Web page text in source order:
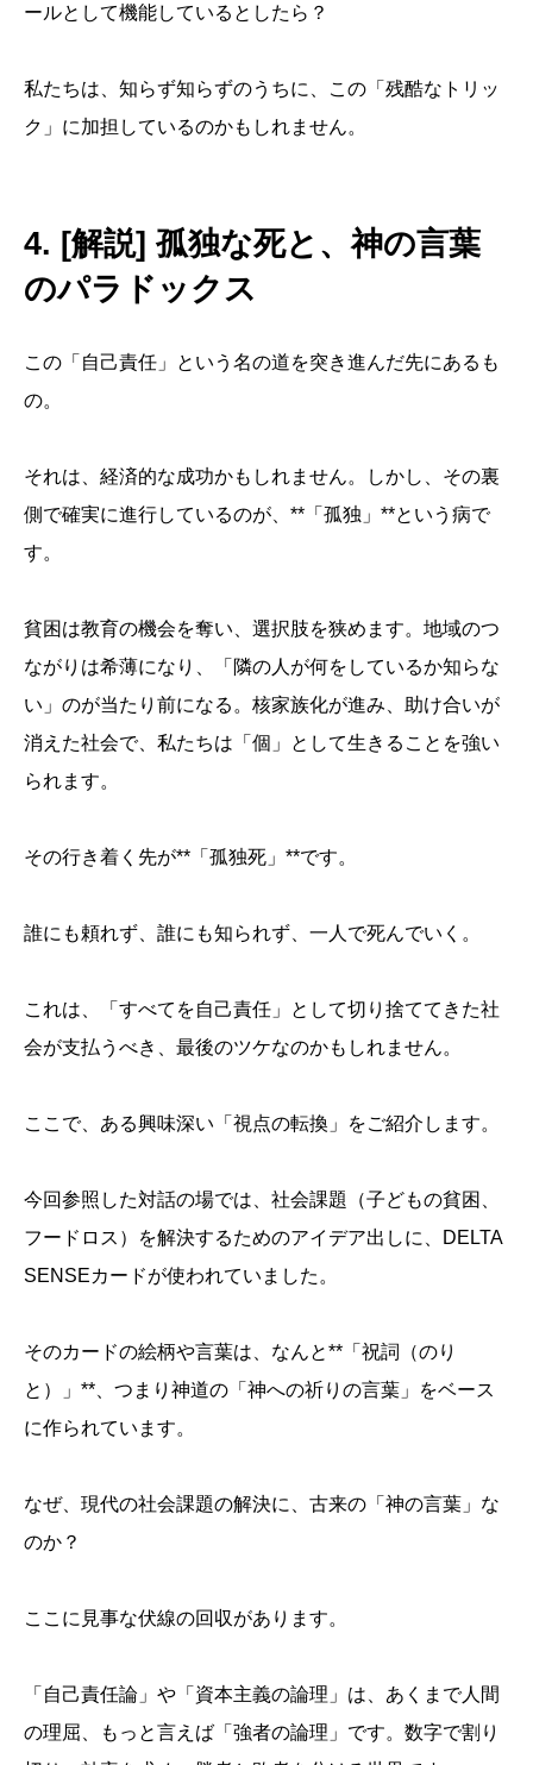
ールとして機能しているとしたら？
私たちは、知らず知らずのうちに、この「残酷なトリッ
ク」に加担しているのかもしれません。
4. [解説] 孤独な死と、神の言葉
のパラドックス
この「自己責任」という名の道を突き進んだ先にあるも
の。
それは、経済的な成功かもしれません。しかし、その裏
側で確実に進行しているのが、**「孤独」**という病で
す。
貧困は教育の機会を奪い、選択肢を狭めます。地域のつ
ながりは希薄になり、「隣の人が何をしているか知らな
い」のが当たり前になる。核家族化が進み、助け合いが
消えた社会で、私たちは「個」として生きることを強い
られます。
その行き着く先が**「孤独死」**です。
誰にも頼れず、誰にも知られず、一人で死んでいく。
これは、「すべてを自己責任」として切り捨ててきた社
会が支払うべき、最後のツケなのかもしれません。
ここで、ある興味深い「視点の転換」をご紹介します。
今回参照した対話の場では、社会課題（子どもの貧困、
フードロス）を解決するためのアイデア出しに、DELTA
SENSEカードが使われていました。
そのカードの絵柄や言葉は、なんと**「祝詞（のり
と）」**、つまり神道の「神への祈りの言葉」をベース
に作られています。
なぜ、現代の社会課題の解決に、古来の「神の言葉」な
のか？
ここに見事な伏線の回収があります。
「自己責任論」や「資本主義の論理」は、あくまで人間
の理屈、もっと言えば「強者の論理」です。数字で割り